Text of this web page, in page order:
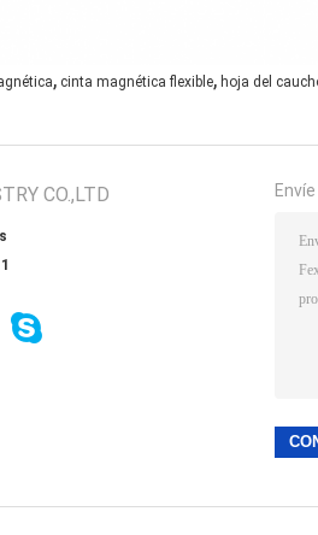
, cinta magnética flexible, hoja del
CO.,LTD